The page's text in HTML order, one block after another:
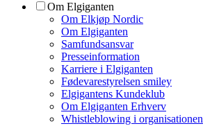
Om Elgiganten
Om Elkjøp Nordic
Om Elgiganten
Samfundsansvar
Presseinformation
Karriere i Elgiganten
Fødevarestyrelsen smiley
Elgigantens Kundeklub
Om Elgiganten Erhverv
Whistleblowing i organisationen